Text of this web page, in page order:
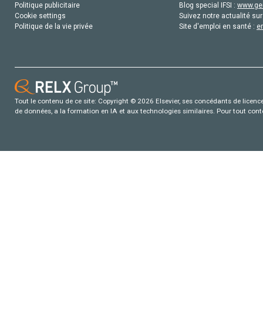
Politique publicitaire
Cookie settings
Politique de la vie privée
Blog special IFSI :
Suivez notre actualité
Site d'emploi en santé :
Tout le contenu de ce site: Copyright © 2026 Elsevier, ses concédants de
de données, a la formation en IA et aux technologies similaires. Pour tout